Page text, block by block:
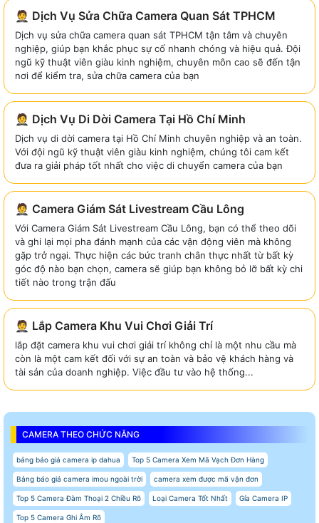
🤵 Dịch Vụ Sửa Chữa Camera Quan Sát TPHCM
Dịch vụ sửa chữa camera quan sát TPHCM tận tâm và chuyên
nghiệp, giúp bạn khắc phục sự cố nhanh chóng và hiệu quả. Đội
ngũ kỹ thuật viên giàu kinh nghiệm, chuyên môn cao sẽ đến tận
nơi để kiểm tra, sửa chữa camera của bạn
🤵 Dịch Vụ Di Dời Camera Tại Hồ Chí Minh
Dịch vụ di dời camera tại Hồ Chí Minh chuyên nghiệp và an toàn.
Với đội ngũ kỹ thuật viên giàu kinh nghiệm, chúng tôi cam kết
đưa ra giải pháp tốt nhất cho việc di chuyển camera của bạn
🤵 Camera Giám Sát Livestream Cầu Lông
Với Camera Giám Sát Livestream Cầu Lông, bạn có thể theo dõi
và ghi lại mọi pha đánh mạnh của các vận động viên mà không
gặp trở ngại. Thực hiện các bức tranh chân thực nhất từ bất kỳ
góc độ nào bạn chọn, camera sẽ giúp bạn không bỏ lỡ bất kỳ chi
tiết nào trong trận đấu
🤵 Lắp Camera Khu Vui Chơi Giải Trí
lắp đặt camera khu vui chơi giải trí không chỉ là một nhu cầu mà
còn là một cam kết đối với sự an toàn và bảo vệ khách hàng và
tài sản của doanh nghiệp. Việc đầu tư vào hệ thống...
CAMERA THEO CHỨC NĂNG
bảng báo giá camera ip dahua Top 5 Camera Xem Mã Vạch Đơn Hàng
Bảng báo giá camera imou ngoài trời camera xem được mã vận đơn
Top 5 Camera Đàm Thoại 2 Chiều Rõ Loại Camera Tốt Nhất Gía Camera IP
Top 5 Camera Ghi Âm Rõ